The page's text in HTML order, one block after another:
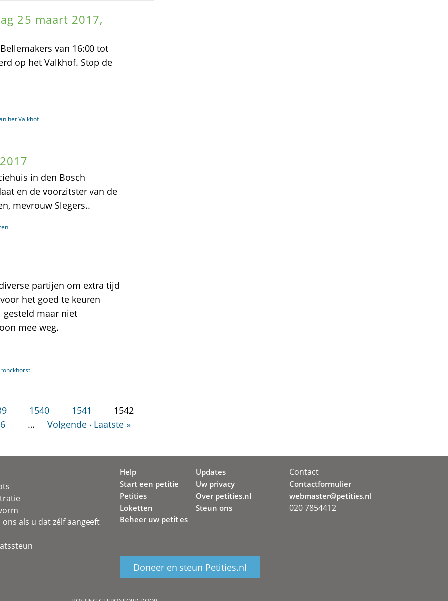
25 maart 2017,
van 16:00 tot
op het Valkhof. Stop de
het Valkhof
in den Bosch
en de voorzitster van de
mevrouw Slegers..
partijen om extra tijd
het goed te keuren
gesteld maar niet
mee weg.
1540 1541
1542
… Volgende › Laatste »
als u dat zélf aangeeft
Help
Start een petitie
Petities
Loketten
Beheer uw petities
Updates
Uw privacy
Over petities.nl
Steun ons
Doneer en steun Petities.nl
Contact
Contactformulier
webmaster@petities.nl
020 7854412